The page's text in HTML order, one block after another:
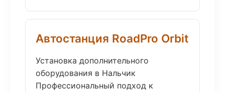
Автостанция RoadPro Orbit
Установка дополнительного
оборудования в Нальчик
Профессиональный подход к